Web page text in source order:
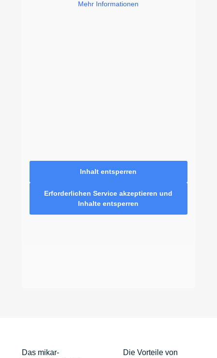
Mehr Informationen
Inhalt entsperren
Erforderlichen Service akzeptieren und
Inhalte entsperren
Das mikar-
Die Vorteile von